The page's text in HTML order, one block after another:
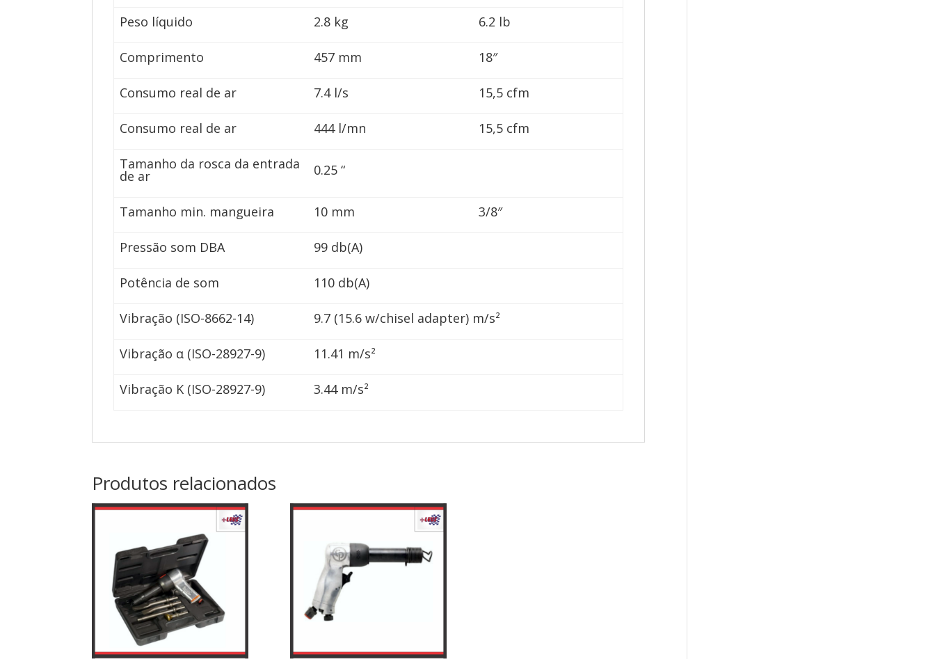
Peso líquido 2.8 kg 6.2 lb
Comprimento 457 mm 18″
Consumo real de ar 7.4 l/s 15,5 cfm
Consumo real de ar 444 l/mn 15,5 cfm
Tamanho da rosca da entrada
de ar 0.25 “
Tamanho min. mangueira 10 mm 3/8″
Pressão som DBA 99 db(A)
Potência de som 110 db(A)
Vibração (ISO-8662-14) 9.7 (15.6 w/chisel adapter) m/s²
Vibração α (ISO-28927-9) 11.41 m/s²
Vibração K (ISO-28927-9) 3.44 m/s²
Produtos relacionados